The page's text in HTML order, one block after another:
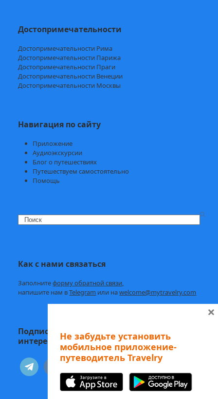
Достопримечательности
Достопримечательности Рима
Достопримечательности Парижа
Достопримечательности Праги
Достопримечательности Венеции
Достопримечательности Москвы
Навигация по сайту
Приложение
Аудиоэкскурсии
Блог о путешествиях
Путешествуем самостоятельно
Помощь
Search
Как с нами связаться
Заполнитеформу обратной связи,
напишите нам вTelegram или наwelcome@mytravelry.com
Подписывайтесь на Travelry — с нами
интересно и полезно!
telegramvkontakte
Не забудьте установить
мобильное приложение-
путеводитель Travelry
×